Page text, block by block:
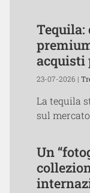
Tequila:
acquisti
23-07-2026 |
La tequila
sul
Un